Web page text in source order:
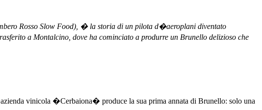
Rosso Slow Food), � la storia di un pilota d�aeroplani diventato
a Montalcino, dove ha cominciato a produrre un Brunello delizioso che
vinicola �Cerbaiona� produce la sua prima annata di Brunello: solo una